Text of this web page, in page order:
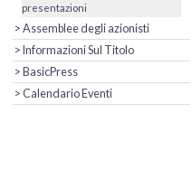
presentazioni
> Assemblee degli azionisti
> Informazioni Sul Titolo
> BasicPress
> Calendario Eventi